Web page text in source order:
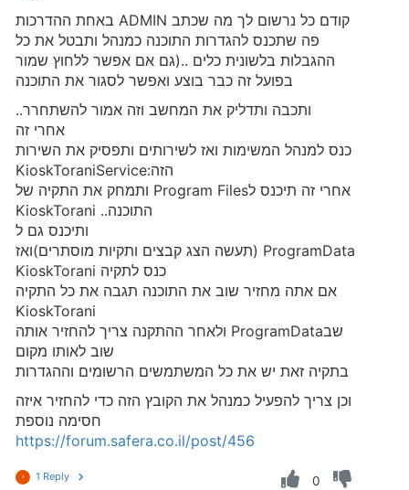
קודם כל נרשום לך מה שכתב ADMIN באחת ההדרכות
פה שתכנס להגדרות התוכנה כמנהל ותבטל את כל
ההגבלות בלשונית כלים ..(גם אם אפשר ללחוץ שמור
בפועל זה כבר בוצע ואפשר לסגור את התוכנה
ותכבה ותדליק את המחשב וזה אמור להשתחרר..
אחרי זה
כנס למנהל המשימות ואז לשירותים ותפסיק את השירות
הזה:KioskToraniService
אחרי זה תיכנס ל‏Program Files ותמחק את התקיה של
התוכנה.. KioskTorani
ותיכנס גם ל
‏‏ProgramData (תעשה הצג קבצים ותקיות מוסתרים)ואז
כנס לתקיה KioskTorani
אם אתה מחזיר שוב את התוכנה תגבה את כל התקיה
KioskTorani
שבProgramData ולאחר ההתקנה צריך להחזיר אותה
שוב לאותו מקום
בתקיה זאת יש את כל המשתמשים הרשומים וההגדרות
וכן צריך להפעיל כמנהל את הקובץ הזה כדי להחזיר איזה
חסימה נוספת
https://forum.safera.co.il/post/456
י 1 Reply 0